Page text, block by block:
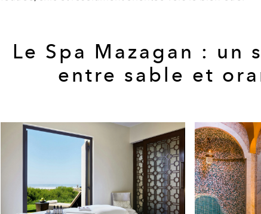
Le Spa Mazagan : un
entre sable et